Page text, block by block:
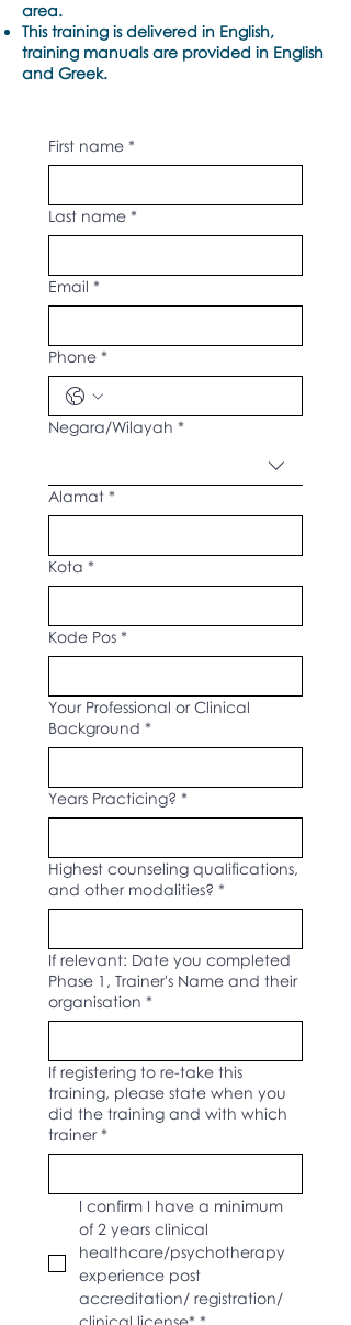
area.
This training is delivered in English,
training manuals are provided in English
and Greek.
First name *
Last name *
Email *
Phone *
Multi-line address
Negara/Wilayah *
Alamat *
Kota *
Kode Pos *
Your Professional or Clinical
Background *
Years Practicing? *
Highest counseling qualifications,
and other modalities? *
If relevant: Date you completed
Phase 1, Trainer's Name and their
organisation *
If registering to re-take this
training, please state when you
did the training and with which
trainer *
I confirm I have a minimum
of 2 years clinical
healthcare/psychotherapy
experience post
accreditation/ registration/
clinical license* *